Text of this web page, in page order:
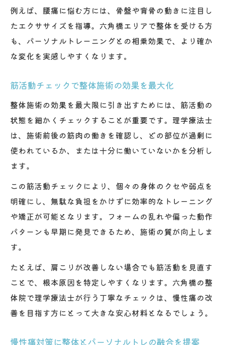
例えば、腰痛に悩む方には、骨盤や背骨の動きに注目し
たエクササイズを指導。六角橋エリアで整体を受ける方
も、パーソナルトレーニングとの相乗効果で、より確か
な変化を実感しやすくなります。
筋活動チェックで整体施術の効果を最大化
整体施術の効果を最大限に引き出すためには、筋活動の
状態を細かくチェックすることが重要です。理学療法士
は、施術前後の筋肉の働きを確認し、どの部位が過剰に
使われているか、または十分に働いていないかを分析し
ます。
この筋活動チェックにより、個々の身体のクセや弱点を
明確にし、無駄な負担をかけずに効率的なトレーニング
や矯正が可能となります。フォームの乱れや偏った動作
パターンも早期に発見できるため、施術の質が向上しま
す。
たとえば、肩こりが改善しない場合でも筋活動を見直す
ことで、根本原因を特定しやすくなります。六角橋の整
体院で理学療法士が行う丁寧なチェックは、慢性痛の改
善を目指す方にとって大きな安心材料となるでしょう。
慢性痛対策に整体とパーソナルトレの融合を提案